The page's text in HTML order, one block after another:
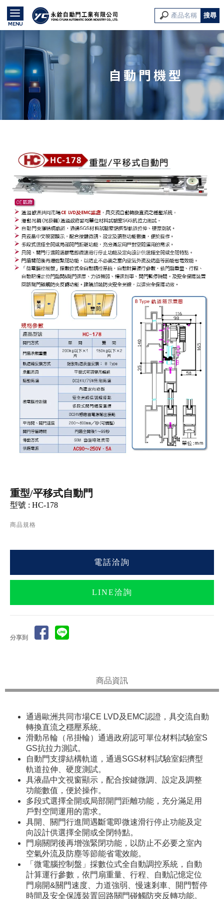
自動門機型
重型/平移式自動門
型號 : HC-178
商品規格
電話洽詢
LINE洽詢
分享到
商品資訊
通過歐洲共同市場CE LVD及EMC認證，具交流自動
轉換直流之穩壓系統。
滑動吊輪（吊掛輪）通過政府認可單位材料試驗室S
GS抗拉力測試。
自動門支撐結構軌道，通過SGS材料試驗室鋁擠型
軌道拉伸、硬度測試。
具液晶中文視窗顯示，配合按鍵微調、設定及調整
功能數值，便於操作。
多段式選擇全開或局部開門距離功能，充分滿足用
戶對空間運用的需求。
具開、關門行進間遇斷電即微速滑行停止功能及定
向設計供選擇全開或全閉特點。
門扇關閉後再增強緊閉功能，以防止不必要之室內
空氣外流及防塵等節能省電效能。
「微電腦控制盤」採數位式全自動調控系統，自動
計算運行參數，依門扇重量、行程、自動記憶定位
門扇開&關門速度、力道強弱、慢速剎車、開門暫停
時間及安全保護裝置回路關門碰觸防夾反轉功能。